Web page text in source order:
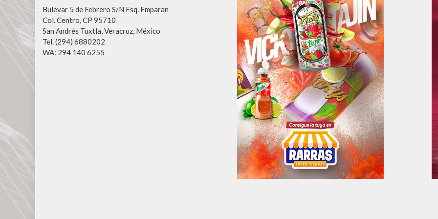
Bulevar 5 de Febrero S/N Esq. Emparan
Col. Centro, CP 95710
San Andrés Tuxtla, Veracruz, México
Tel. (294) 6880202
WA: 294 140 6255